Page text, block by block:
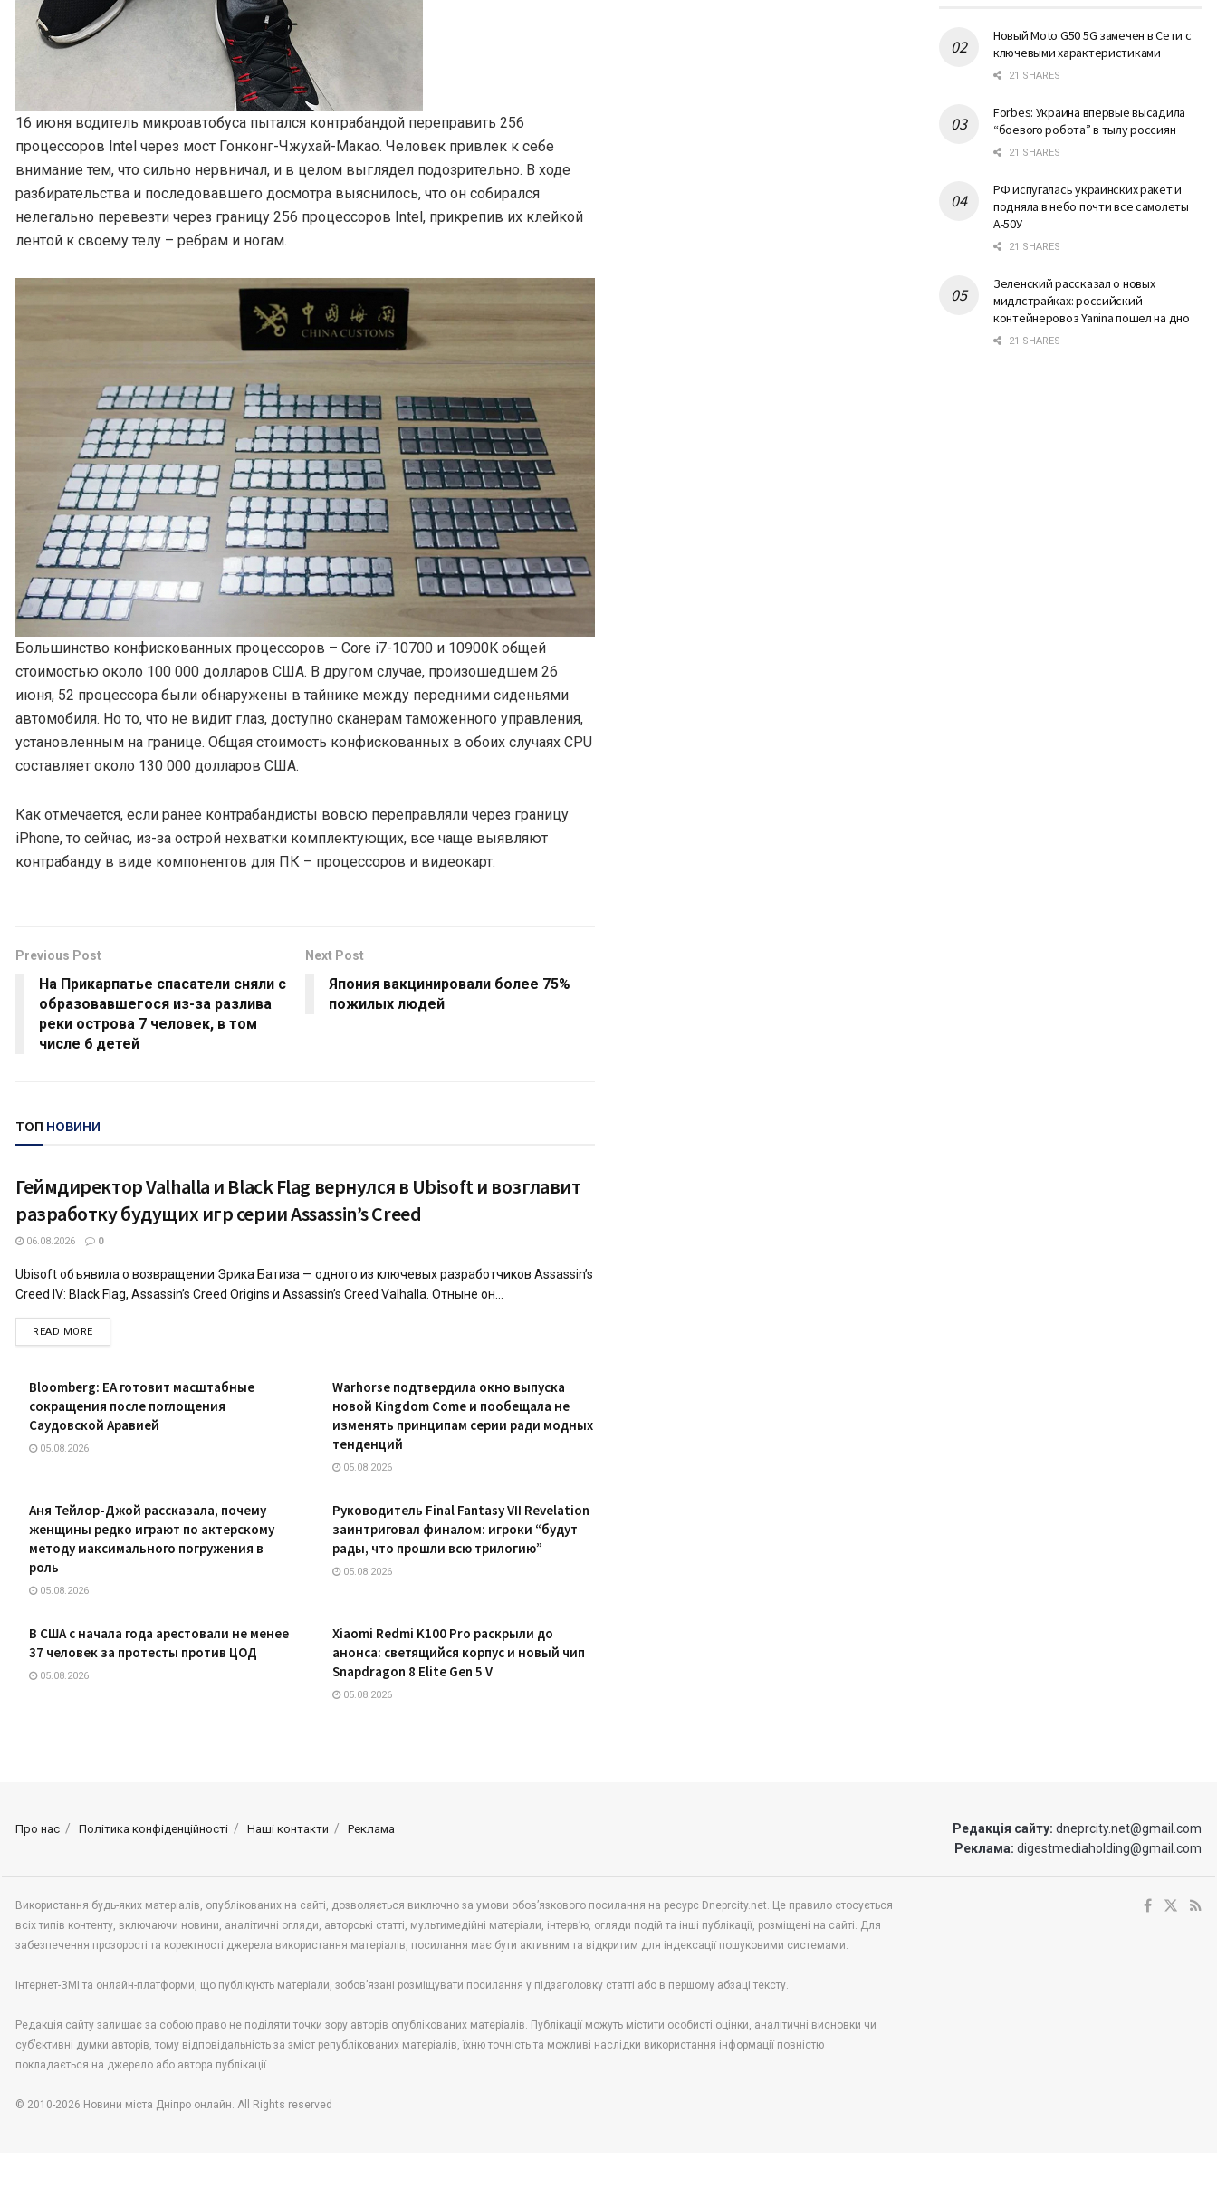
16 июня водитель микроавтобуса пытался контрабандой переправить 256
процессоров Intel через мост Гонконг-Чжухай-Макао. Человек привлек к себе
внимание тем, что сильно нервничал, и в целом выглядел подозрительно. В ходе
разбирательства и последовавшего досмотра выяснилось, что он собирался
нелегально перевезти через границу 256 процессоров Intel, прикрепив их клейкой
лентой к своему телу – ребрам и ногам.
Большинство конфискованных процессоров – Core i7-10700 и 10900K общей
стоимостью около 100 000 долларов США. В другом случае, произошедшем 26
июня, 52 процессора были обнаружены в тайнике между передними сиденьями
автомобиля. Но то, что не видит глаз, доступно сканерам таможенного управления,
установленным на границе. Общая стоимость конфискованных в обоих случаях CPU
составляет около 130 000 долларов США.
Как отмечается, если ранее контрабандисты вовсю переправляли через границу
iPhone, то сейчас, из-за острой нехватки комплектующих, все чаще выявляют
контрабанду в виде компонентов для ПК – процессоров и видеокарт.
Previous Post
На Прикарпатье спасатели сняли с
образовавшегося из-за разлива
реки острова 7 человек, в том
числе 6 детей
Next Post
Япония вакцинировали более 75%
пожилых людей
ТОП НОВИНИ
ТЕХНОЛОГІЇ
Геймдиректор Valhalla и Black Flag вернулся в Ubisoft и возглавит
разработку будущих игр серии Assassin’s Creed
06.08.2026 0
Ubisoft объявила о возвращении Эрика Батиза — одного из ключевых разработчиков Assassin’s
Creed IV: Black Flag, Assassin’s Creed Origins и Assassin’s Creed Valhalla. Отныне он...
READ MOREDETAILS
Bloomberg: EA готовит масштабные
сокращения после поглощения
Саудовской Аравией
05.08.2026
Warhorse подтвердила окно выпуска
новой Kingdom Come и пообещала не
изменять принципам серии ради модных
тенденций
05.08.2026
Аня Тейлор-Джой рассказала, почему
женщины редко играют по актерскому
методу максимального погружения в
роль
05.08.2026
Руководитель Final Fantasy VII Revelation
заинтриговал финалом: игроки “будут
рады, что прошли всю трилогию”
05.08.2026
В США с начала года арестовали не менее
37 человек за протесты против ЦОД
05.08.2026
Xiaomi Redmi K100 Pro раскрыли до
анонса: светящийся корпус и новый чип
Snapdragon 8 Elite Gen 5 V
05.08.2026
Новый Moto G50 5G замечен в Сети с
ключевыми характеристиками
21 SHARES
Forbes: Украина впервые высадила
“боевого робота” в тылу россиян
21 SHARES
РФ испугалась украинских ракет и
подняла в небо почти все самолеты
А-50У
21 SHARES
Зеленский рассказал о новых
мидлстрайках: российский
контейнеровоз Yanina пошел на дно
21 SHARES
Про нас Політика конфіденційності Наші контакти Реклама Редакція сайту: dneprcity.net@gmail.com
Реклама: digestmediaholding@gmail.com
Використання будь-яких матеріалів, опублікованих на сайті, дозволяється виключно за умови обов’язкового посилання на ресурс Dneprcity.net. Це правило стосується
всіх типів контенту, включаючи новини, аналітичні огляди, авторські статті, мультимедійні матеріали, інтерв’ю, огляди подій та інші публікації, розміщені на сайті. Для
забезпечення прозорості та коректності джерела використання матеріалів, посилання має бути активним та відкритим для індексації пошуковими системами.
Інтернет-ЗМІ та онлайн-платформи, що публікують матеріали, зобов’язані розміщувати посилання у підзаголовку статті або в першому абзаці тексту.
Редакція сайту залишає за собою право не поділяти точки зору авторів опублікованих матеріалів. Публікації можуть містити особисті оцінки, аналітичні висновки чи
суб’єктивні думки авторів, тому відповідальність за зміст републікованих матеріалів, їхню точність та можливі наслідки використання інформації повністю
покладається на джерело або автора публікації.
© 2010-2026 Новини міста Дніпро онлайн. All Rights reserved